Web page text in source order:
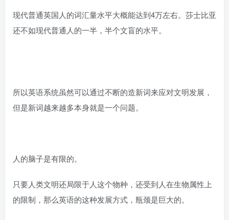
现代普通英国人的词汇量水平大概能达到4万左右。莎士比亚
还不如现代普通人的一半，半个文盲的水平。
所以英语系统虽然可以通过不断的造新词来应对文明发展，
但是新词越来越多本身就是一个问题。
人的脑子是有限的。
只要人类文明还局限于人这个物种，还受到人在生物属性上
的限制，那么英语的这种发展方式，瓶颈是巨大的。